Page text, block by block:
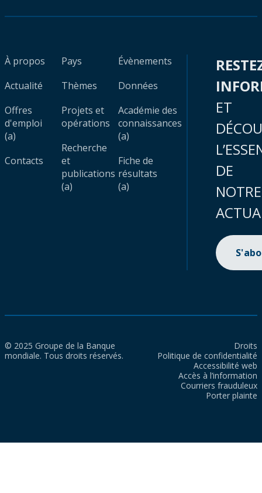
À propos
Actualité
Offres
d'emploi
(a)
Contacts
Pays
Thèmes
Projets et
opérations
Recherche
et
publications
(a)
Évènements
Données
Académie des
connaissances
(a)
Fiche de
résultats
(a)
ET
DE
NOTRE
© 2025 Groupe de la Banque
mondiale. Tous droits réservés.
Droits
Politique de confidentialité
Accessibilité web
Accès à l’information
Courriers frauduleux
Porter plainte